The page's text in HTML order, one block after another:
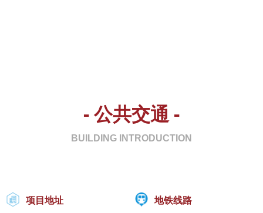
- 公共交通 -
BUILDING INTRODUCTION
地铁线路
项目地址